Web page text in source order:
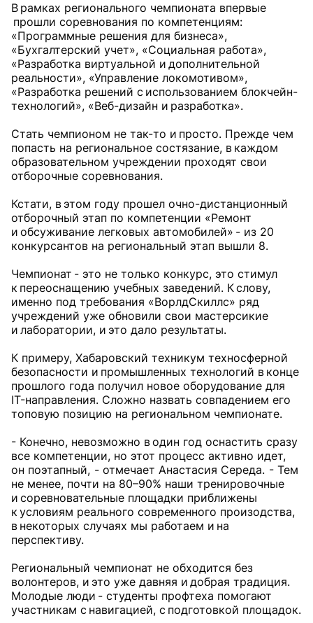
В рамках регионального чемпионата впервые
прошли соревнования по компетенциям:
«Программные решения для бизнеса»,
«Бухгалтерский учет», «Социальная работа»,
«Разработка виртуальной и дополнительной
реальности», «Управление локомотивом»,
«Разработка решений с использованием блокчейн-
технологий», «Веб-дизайн и разработка».
Стать чемпионом не так-то и просто. Прежде чем
попасть на региональное состязание, в каждом
образовательном учреждении проходят свои
отборочные соревнования.
Кстати, в этом году прошел очно-дистанционный
отборочный этап по компетенции «Ремонт
и обсуживание легковых автомобилей» - из 20
конкурсантов на региональный этап вышли 8.
Чемпионат - это не только конкурс, это стимул
к переоснащению учебных заведений. К слову,
именно под требования «ВорлдСкиллс» ряд
учреждений уже обновили свои мастерсикие
и лаборатории, и это дало результаты.
К примеру, Хабаровский техникум техносферной
безопасности и промышленных технологий в конце
прошлого года получил новое оборудование для
IT-направления. Сложно назвать совпадением его
топовую позицию на региональном чемпионате.
- Конечно, невозможно в один год оснастить сразу
все компетенции, но этот процесс активно идет,
он поэтапный, - отмечает Анастасия Середа. - Тем
не менее, почти на 80–90% наши тренировочные
и соревновательные площадки приближены
к условиям реального современного произодства,
в некоторых случаях мы работаем и на
перспективу.
Региональный чемпионат не обходится без
волонтеров, и это уже давняя и добрая традиция.
Молодые люди - студенты профтеха помогают
участникам с навигацией, с подготовкой площадок.